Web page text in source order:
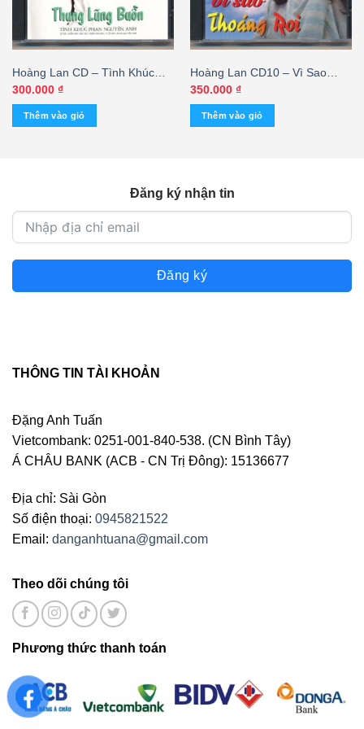
Hoàng Lan CD – Tình Khúc
Phan Nguyên Anh – Thung
Lũng Buồn (Taiwan) KGTH9
300.000 ₫
Thêm vào giỏ
Hoàng Lan CD10 – Vì Sao
Thoáng Rơi – Ngọc Lan – Elvis
Phương (Nimbus) KGTUS
350.000 ₫
Thêm vào giỏ
Đăng ký nhận tin
Đăng ký
THÔNG TIN TÀI KHOẢN
Đặng Anh Tuấn
Vietcombank: 0251-001-840-538. (CN Bình Tây)
Á CHÂU BANK (ACB - CN Trị Đông): 15136677
Địa chỉ: Sài Gòn
Số điện thoại: 0945821522
Email: danganhtuana@gmail.com
Theo dõi chúng tôi
Phương thức thanh toán